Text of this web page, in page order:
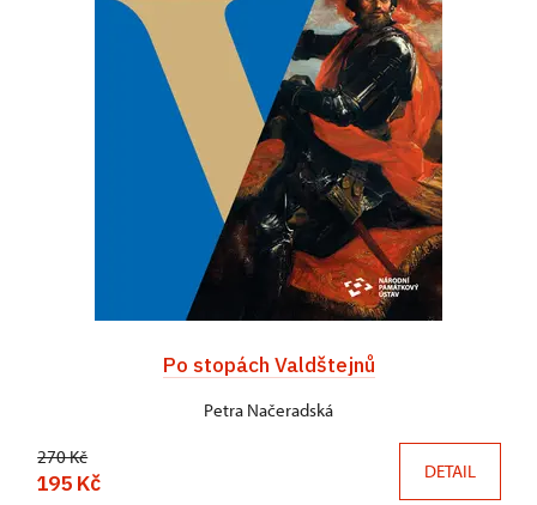
Po stopách Valdštejnů
Petra Načeradská
270 Kč
195 Kč DETAIL